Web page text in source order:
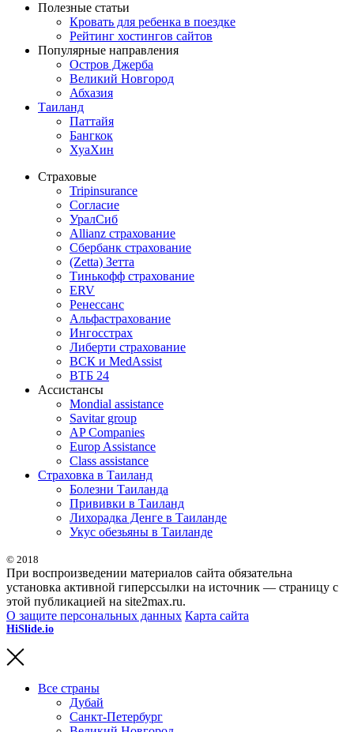
Полезные статьи
Кровать для ребенка в поездке
Рейтинг хостингов сайтов
Популярные направления
Остров Джерба
Великий Новгород
Абхазия
Таиланд
Паттайя
Бангкок
ХуаХин
Страховые
Tripinsurance
Согласие
УралСиб
Allianz страхование
Сбербанк страхование
(Zetta) Зетта
Тинькофф страхование
ERV
Ренессанс
Альфастрахование
Ингосстрах
Либерти страхование
ВСК и MedAssist
ВТБ 24
Ассистансы
Mondial assistance
Savitar group
AP Companies
Europ Assistance
Class assistance
Страховка в Таиланд
Болезни Таиланда
Прививки в Таиланд
Лихорадка Денге в Таиланде
Укус обезьяны в Таиланде
© 2018
При воспроизведении материалов сайта обязательна
установка активной гиперссылки на источник — страницу с
этой публикацией на site2max.ru.
О защите персональных данных Карта сайта
HiSlide.io
Все страны
Дубай
Санкт-Петербург